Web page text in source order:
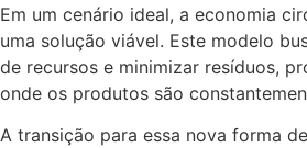
Em um cenário ideal, a economia
uma solução viável. Este modelo
de recursos e minimizar resíduos,
onde os produtos são
A transição para essa nova forma